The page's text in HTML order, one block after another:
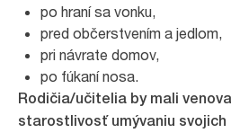
po hraní sa vonku,
pred občerstvením a jedlom,
pri návrate domov,
po fúkaní nosa.
Rodičia/učitelia by mali
starostlivosť umývaniu svojich